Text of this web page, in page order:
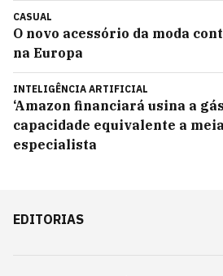
CASUAL
O novo acessório da moda
na Europa
INTELIGÊNCIA ARTIFICIAL
‘Amazon financiará usina a
capacidade equivalente a
especialista
EDITORIAS